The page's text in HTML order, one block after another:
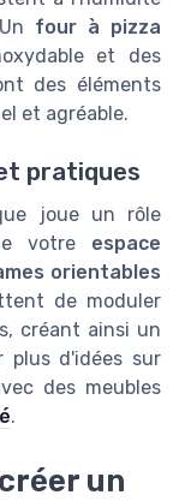
four à pizza
et des
des éléments
et agréable.
pratiques
joue un rôle
votre espace
orientables
de moduler
créant ainsi un
plus d'idées sur
des meubles
.
un